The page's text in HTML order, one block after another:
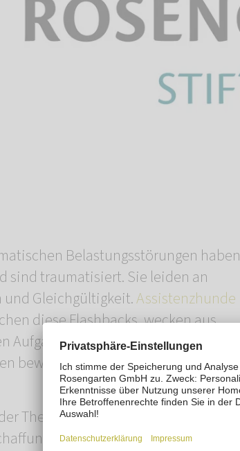
Belastungsstörungen haben
sind traumatisiert. Sie leiden an
und Gleichgültigkeit.Assistenzhunde
diese Flashbacks, wecken aus
Aufgaben, mit denen sie ihren
bewegen –Sie helfen, den Alltag zu
Therapie von Krankenkassen nicht
ist sehr teuer. Um die10.000€